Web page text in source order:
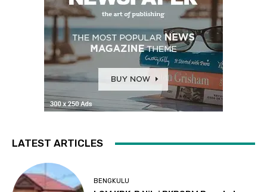
LATEST ARTICLES
BENGKULU